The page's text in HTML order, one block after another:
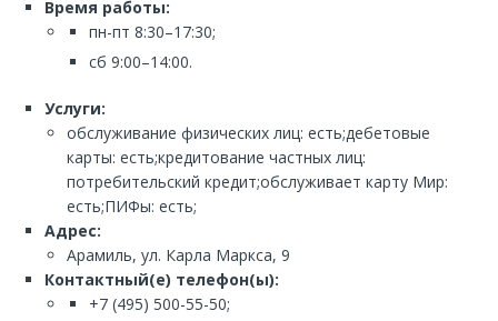
Время работы:
пн-пт 8:30–17:30;
сб 9:00–14:00.
Услуги:
обслуживание физических лиц: есть;дебетовые
карты: есть;кредитование частных лиц:
потребительский кредит;обслуживает карту Мир:
есть;ПИФы: есть;
Адрес:
Арамиль, ул. Карла Маркса, 9
Контактный(е) телефон(ы):
+7 (495) 500-55-50;